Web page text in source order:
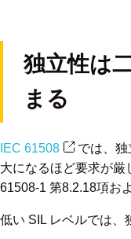
独立性は
まる
IEC 61508
では、
大になるほど要求が
61508-1 第8.2.18項お
低い SIL レベルでは、